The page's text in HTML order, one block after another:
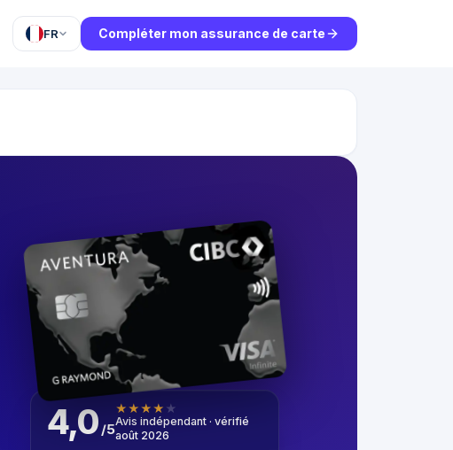
FR Compléter mon assurance de carte
4,0 /5
★★★★ ★
Avis indépendant · vérifié
août 2026